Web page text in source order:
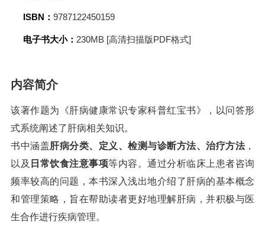
ISBN： 9787122450159
电子书大小： 230MB [高清扫描版PDF格式]
内容简介
该著作题为《肝病健康常识专家科普红宝书》，以问答形
式系统阐述了肝病相关知识。
书中涵盖肝病分类、定义、检测与诊断方法、治疗方法，
以及 日常饮食注意事项等内容。通过分析临床上患者咨询
频率较高的问题，本书深入浅出地介绍了肝病的基本概念
和管理策略，旨在帮助读者更好地理解肝病，并积极与医
生合作进行疾病管理。